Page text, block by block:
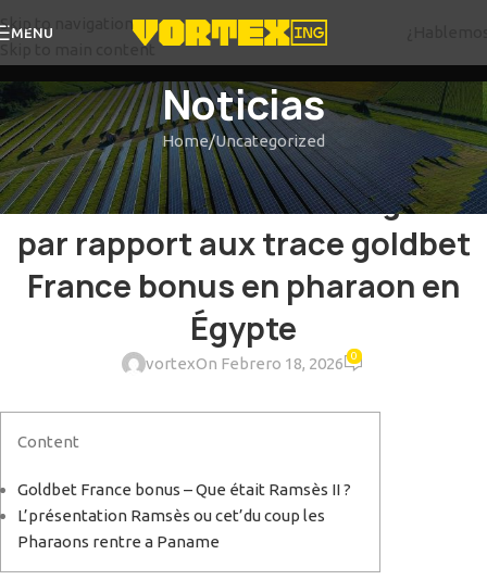
Skip to navigation
Skip to main content
MENU
Noticias
Home Uncategorized
UNCATEGORIZED
Ramsès II : 4 lieux vers regarder
par rapport aux trace goldbet
France bonus en pharaon en
Égypte
vortexOn Febrero 18, 2026 0
Content
Goldbet France bonus – Que était Ramsès II ?
L’présentation Ramsès ou cet’du coup les
Pharaons rentre a Paname